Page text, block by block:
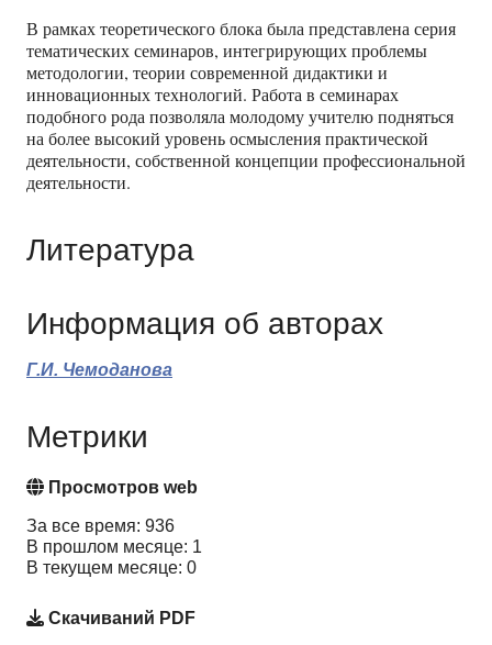
В рамках теоретического блока была представлена серия
тематических семинаров, интегрирующих проблемы
методологии, теории современной дидактики и
инновационных технологий. Работа в семинарах
подобного рода позволяла молодому учителю подняться
на более высокий уровень осмысления практической
деятельности, собственной концепции профессиональной
деятельности.
Литература
Информация об авторах
Г.И. Чемоданова
Метрики
Просмотров web
За все время: 936
В прошлом месяце: 1
В текущем месяце: 0
Скачиваний PDF